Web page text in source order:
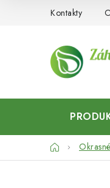
Kontakty
Domov